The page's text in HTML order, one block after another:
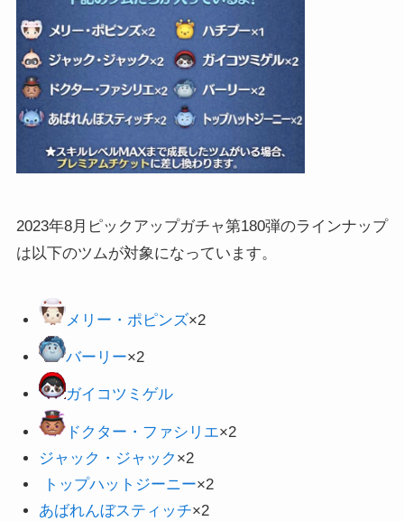
2023年8月ピックアップガチャ第180弾のラインナップ
は以下のツムが対象になっています。
メリー・ポピンズ×2
バーリー×2
ガイコツミゲル
ドクター・ファシリエ×2
ジャック・ジャック ×2
トップハットジーニー×2
あばれんぼスティッチ×2